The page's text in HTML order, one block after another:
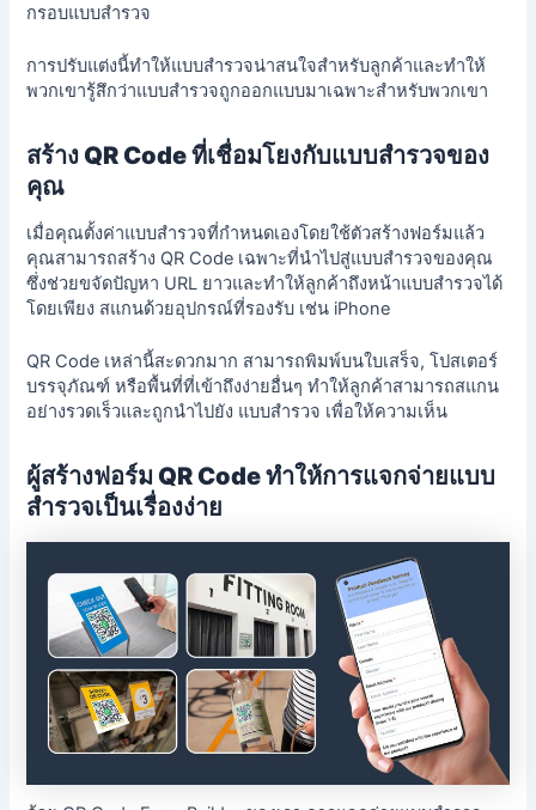
กรอบแบบสำรวจ
การปรับแต่งนี้ทำให้แบบสำรวจน่าสนใจสำหรับลูกค้าและทำให้
พวกเขารู้สึกว่าแบบสำรวจถูกออกแบบมาเฉพาะสำหรับพวกเขา
สร้าง QR Code ที่เชื่อมโยงกับแบบสำรวจของ
คุณ
เมื่อคุณตั้งค่าแบบสำรวจที่กำหนดเองโดยใช้ตัวสร้างฟอร์มแล้ว
คุณสามารถสร้าง QR Code เฉพาะที่นำไปสู่แบบสำรวจของคุณ
ซึ่งช่วยขจัดปัญหา URL ยาวและทำให้ลูกค้าถึงหน้าแบบสำรวจได้
โดยเพียง สแกนด้วยอุปกรณ์ที่รองรับ เช่น iPhone
QR Code เหล่านี้สะดวกมาก สามารถพิมพ์บนใบเสร็จ, โปสเตอร์
บรรจุภัณฑ์ หรือพื้นที่ที่เข้าถึงง่ายอื่นๆ ทำให้ลูกค้าสามารถสแกน
อย่างรวดเร็วและถูกนำไปยัง แบบสำรวจ เพื่อให้ความเห็น
ผู้สร้างฟอร์ม QR Code ทำให้การแจกจ่ายแบบ
สำรวจเป็นเรื่องง่าย